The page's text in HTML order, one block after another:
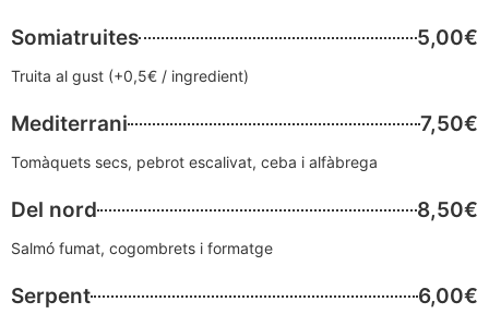
Somiatruites 5,00€
Truita al gust (+0,5€ / ingredient)
Mediterrani 7,50€
Tomàquets secs, pebrot escalivat, ceba i alfàbrega
Del nord 8,50€
Salmó fumat, cogombrets i formatge
Serpent 6,00€